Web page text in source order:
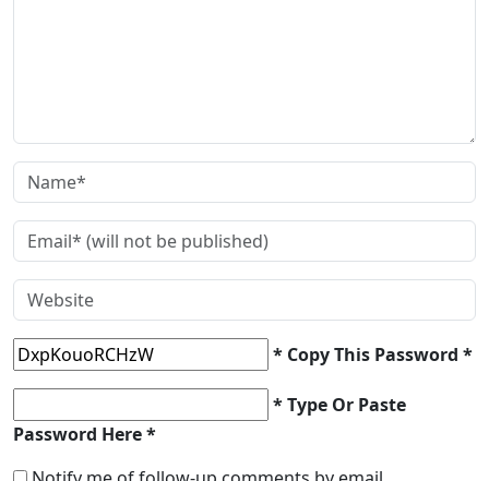
* Copy This Password *
* Type Or Paste
Password Here *